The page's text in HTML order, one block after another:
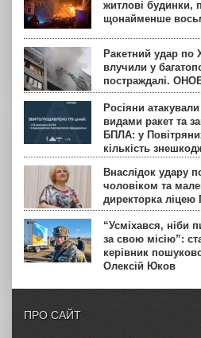
житлові будинки,
щонайменше
Ракетний удар по
влучили у
постраждалі.
Росіяни
видами ракет та
БПЛА: у
кількість
Внаслідок удару
чоловіком та
директорка ліцею
“Усміхався, ніби
за свою місію”:
керівник
Олексій Юков
ПРО САЙТ